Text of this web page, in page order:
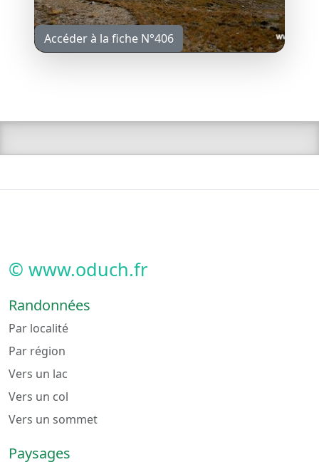
Accéder à la fiche N°406
© www.oduch.fr
Randonnées
Par localité
Par région
Vers un lac
Vers un col
Vers un sommet
Paysages